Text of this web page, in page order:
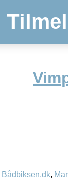
Bådbiksen.dk,